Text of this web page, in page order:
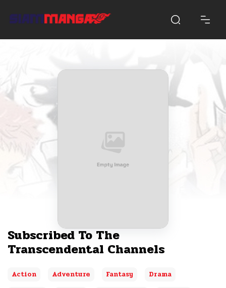
Subscribed To The
Transcendental Channels
Action Adventure Fantasy
Drama